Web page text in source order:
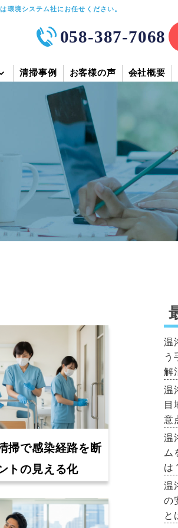
境システム社にお任せください。
058-387-7068
清掃事例 お客様の声 会社概要
掃で感染経路を断
トの見える化
温
う
解
温
目
意
温
ム
は
温
の
と